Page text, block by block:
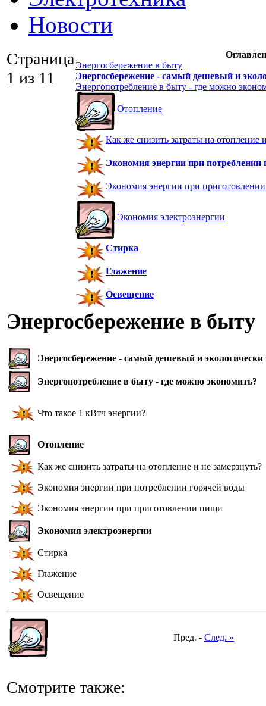
Новости
Энергосбережение в быту
Энергосбережение - самый дешевый и
Энергопотребление в быту - где можно
Отопление
Как же снизить затраты на отопление
Экономия энергии при потреблении
Экономия энергии при
Экономия электроэнергии
Стирка
Глажение
Освещение
Страница
1 из 11
Энергосбережение в быту
Энергосбережение - самый дешевый и
Энергопотребление в быту - где можно экономить?
Что такое 1 кВтч энергии?
Отопление
Как же снизить затраты на отопление и не замерзнуть?
Экономия энергии при потреблении горячей воды
Экономия энергии при приготовлении пищи
Экономия электроэнергии
Стирка
Глажение
Освещение
Пред. - След. »
Смотрите также: